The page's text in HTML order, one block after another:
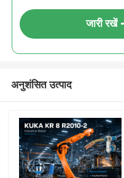
जारी रखें
अनुशंसित उत्पाद